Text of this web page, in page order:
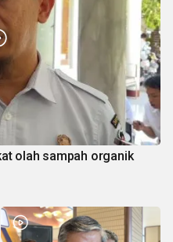
olah sampah organik